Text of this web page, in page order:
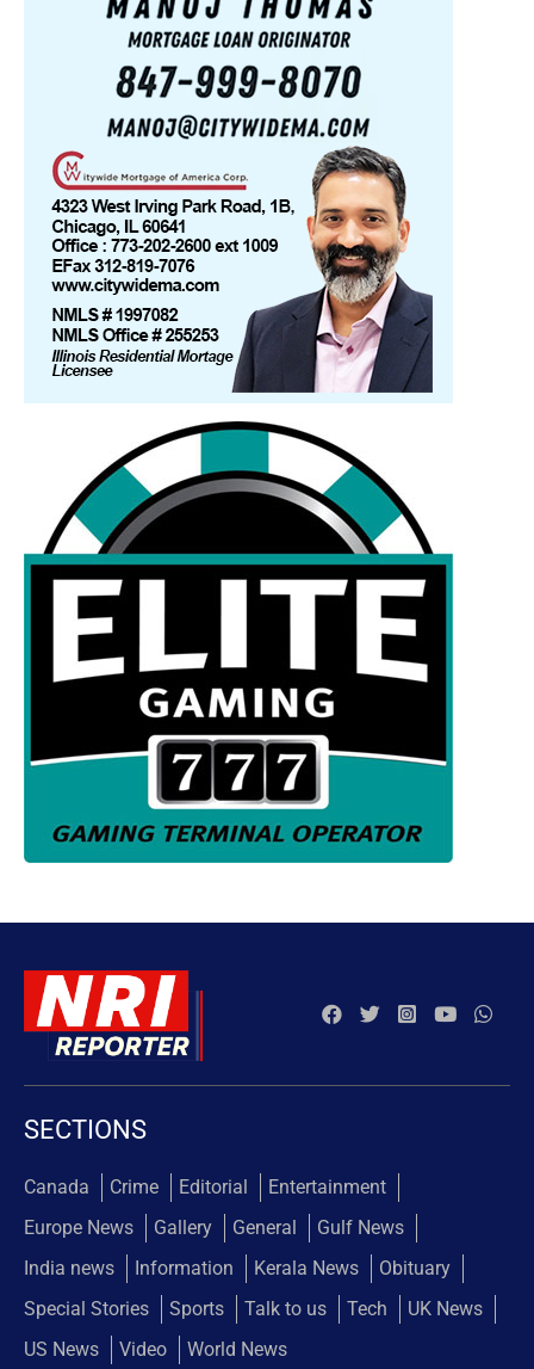
SECTIONS
Canada Crime Editorial
Entertainment
Europe News
Gallery General
Gulf News
India news
Information Kerala News
Obituary
Special Stories
Sports Talk to us Tech
UK News
US News
Video World News